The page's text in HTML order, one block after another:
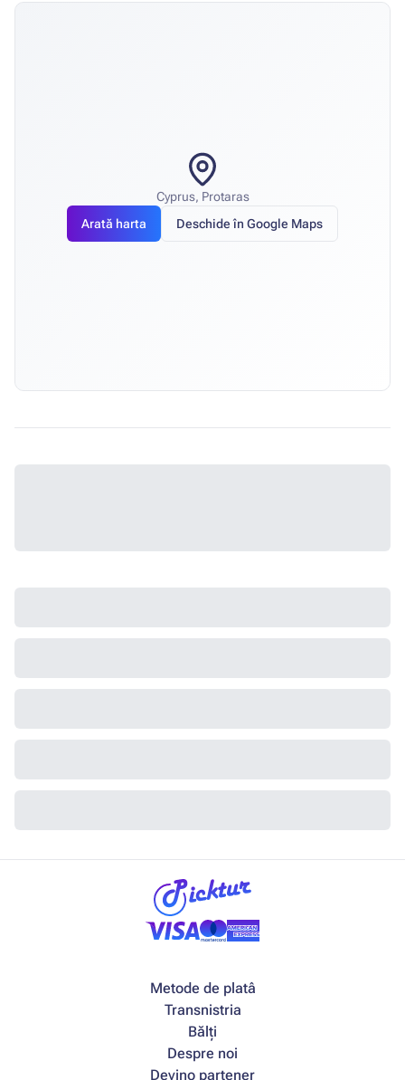
Cyprus, Protaras
Arată harta
Deschide în Google Maps
Metode de platâ
Transnistria
Bălți
Despre noi
Devino partener